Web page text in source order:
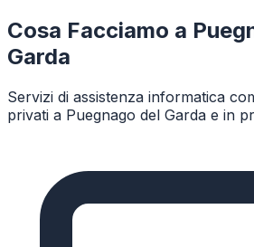
Cosa Facciamo a
Garda
Servizi di assistenza informatica
privati a Puegnago del Garda e in